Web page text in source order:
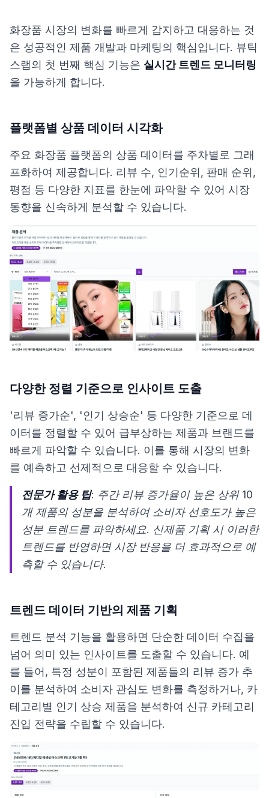
화장품 시장의 변화를 빠르게 감지하고 대응하는 것
은 성공적인 제품 개발과 마케팅의 핵심입니다. 뷰틱
스랩의 첫 번째 핵심 기능은 실시간 트렌드 모니터링
을 가능하게 합니다.
플랫폼별 상품 데이터 시각화
주요 화장품 플랫폼의 상품 데이터를 주차별로 그래
프화하여 제공합니다. 리뷰 수, 인기순위, 판매 순위,
평점 등 다양한 지표를 한눈에 파악할 수 있어 시장
동향을 신속하게 분석할 수 있습니다.
다양한 정렬 기준으로 인사이트 도출
'리뷰 증가순', '인기 상승순' 등 다양한 기준으로 데
이터를 정렬할 수 있어 급부상하는 제품과 브랜드를
빠르게 파악할 수 있습니다. 이를 통해 시장의 변화
를 예측하고 선제적으로 대응할 수 있습니다.
전문가 활용 팁: 주간 리뷰 증가율이 높은 상위 10
개 제품의 성분을 분석하여 소비자 선호도가 높은
성분 트렌드를 파악하세요. 신제품 기획 시 이러한
트렌드를 반영하면 시장 반응을 더 효과적으로 예
측할 수 있습니다.
트렌드 데이터 기반의 제품 기획
트렌드 분석 기능을 활용하면 단순한 데이터 수집을
넘어 의미 있는 인사이트를 도출할 수 있습니다. 예
를 들어, 특정 성분이 포함된 제품들의 리뷰 증가 추
이를 분석하여 소비자 관심도 변화를 측정하거나, 카
테고리별 인기 상승 제품을 분석하여 신규 카테고리
진입 전략을 수립할 수 있습니다.